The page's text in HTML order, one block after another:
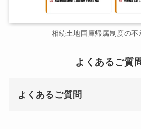
相続土地国庫帰属制度の不
よくあるご質
よくあるご質問